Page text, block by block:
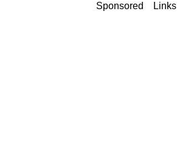
Sponsored Links